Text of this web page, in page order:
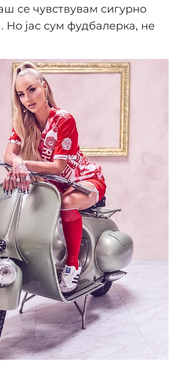
се чувствувам сигурно
Но јас сум фудбалерка, не